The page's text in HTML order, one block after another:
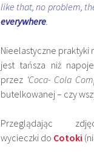
like that, no problem,
everywhere.
Nieelastyczne praktyki
jest tańsza niż
przez ‘Coca- Cola
butelkowanej – czy
Przeglądając
wycieczki do Cotoki